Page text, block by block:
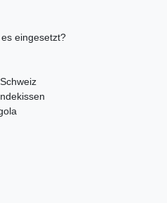
eingesetzt?